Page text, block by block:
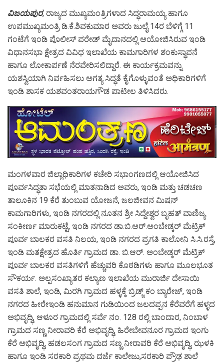
ವಿಜಯಪುರ, ರಾಜ್ಯದ ಮುಖ್ಯಮಂತ್ರಿಗಳಾದ ಸಿದ್ಧರಾಮಯ್ಯ ಹಾಗೂ
ಉಪಮುಖ್ಯಮಂತ್ರಿ ಡಿ.ಕೆ.ಶಿವಕುಮಾರ ಅವರು ಜುಲೈ 14ರ ಬೆಳಿಗ್ಗೆ 11
ಗಂಟೆಗೆ ಇಂಡಿ ಪೊಲೀಸ್ ಪರೇಡ್ ಮೈದಾನದಲ್ಲಿ ಆಯೋಜಿಸಿರುವ ಇಂಡಿ
ವಿಧಾನಸಭಾ ಕ್ಷೇತ್ರದ ವಿವಿಧ ಇಲಾಖೆಯ ಕಾಮಗಾರಿಗಳ ಶಂಕುಸ್ಥಾಪನೆ
ಹಾಗೂ ಲೋಕಾರ್ಪಣೆ ನೆರವೇರಿಸಲಿದ್ದಾರೆ. ಈ ಕಾರ್ಯಕ್ರಮವನ್ನು
ಯಶಸ್ವಿಯಾಗಿ ನಿರ್ವಹಿಸಲು ಅಗತ್ಯ ಸಿದ್ಧತೆ ಕೈಗೊಳ್ಳುವಂತೆ ಅಧಿಕಾರಿಗಳಿಗೆ
ಇಂಡಿ ಶಾಸಕ ಯಶವಂತರಾಯಗೌಡ ಪಾಟೀಲ ತಿಳಿಸಿದರು.
ಮಂಗಳವಾರ ಜಿಲ್ಲಾಧಿಕಾರಿಗಳ ಕಚೇರಿ ಸಭಾಂಗಣದಲ್ಲಿ ಆಯೋಜಿಸಿದ
ಪೂರ್ವಸಿದ್ಧತಾ ಸಭೆಯಲ್ಲಿ ಮಾತನಾಡಿದ ಅವರು, ಇಂಡಿ ಮತ್ತು ಚಡಚಣ
ತಾಲೂಕಿನ 19 ಕೆರೆ ತುಂಬುವ ಯೋಜನೆ, ಜಲಜೀವನ ಮಿಷನ್
ಕಾಮಗಾರಿಗಳು, ಇಂಡಿ ನಗರದಲ್ಲಿ ನೂತನ ಶ್ರೀ ಸಿದ್ದೇಶ್ವರ ಬೃಹತ್ ವಾಣಿಜ್ಯ
ಸಂಕೀರ್ಣ ಮಾರುಕಟ್ಟೆ, ಇಂಡಿ ನಗರದ ಡಾ.ಬಿ.ಆರ್.ಅಂಬೇಡ್ಕರ್ ಮೆಟ್ರಿಕ್
ಪೂರ್ವ ಬಾಲಕರ ವಸತಿ ನಿಲಯ, ಇಂಡಿ ನಗರದ ಪ್ರಗತಿ ಕಾಲೋನಿ ಸಿ.ಸಿ.ರಸ್ತೆ,
ಇಂಡಿ ಮತಕ್ಷೇತ್ರದ ಹೊರ್ತಿ ಗ್ರಾಮದ ಡಾ. ಬಿ.ಆರ್. ಅಂಬೇಡ್ಕರ್ ಮೆಟ್ರಿಕ್
ಪೂರ್ವ ಬಾಲಕರ ವಸತಿಗಳಿಗೆ ಹೆಚ್ಚುವರಿ ಕೊಠಡಿಗಳು ಹಾಗೂ ಮೂಲಭೂತ
ಸೌಕರ್ಯ. ಅಲ್ಪಸಂಖ್ಯಾತರ ಕಲ್ಯಾಣ ಇಲಾಖೆಯ ಮುರಾರ್ಜಿ ದೇಸಾಯಿ
ವಸತಿ ಶಾಲೆ, ಇಂಡಿ, ಮಿರಗಿ ಗ್ರಾಮದ ಹಳ್ಳಕ್ಕೆ ಬ್ರಿಡ್ಜ್ ಕಂ ಬ್ಯಾರೇಜ್, ಇಂಡಿ
ನಗರದ ಹೀರೇಇಂಡಿ ಹನುಮಾನ ಗುಡಿಯಿಂದ ಜಲದಪ್ಪನ ಕೆರೆವರೆಗೆ ಹಳ್ಳದ
ಅಭಿವೃದ್ಧಿ, ಆಳೂರ ಗ್ರಾಮದಲ್ಲಿ ಸರ್ವೆ ನಂ. 128 ರಲ್ಲಿ ಬಾಂದಾರ, ನಿಂಬಾಳ
ಗ್ರಾಮದ ಸಣ್ಣ ನೀರಾವರಿ ಕೆರೆ ಅಭಿವೃದ್ಧಿ, ಹಿರೇಬೇವನೂರ ಗ್ರಾಮದ ಇಂಗು
ಕೆರೆ ಅಭಿವೃದ್ಧಿ, ಹಡಲಸಂಗ ಗ್ರಾಮದ ಸಣ್ಣ ನೀರಾವರಿ ಕೆರೆ ಅಭಿವೃದ್ಧಿ, ಝಳಕಿ
ಹಾಗೂ ಇಂಡಿ ಸರಕಾರಿ ಪ್ರಥಮ ದರ್ಜೆ ಕಾಲೇಜು,ಸರಕಾರಿ ಪ್ರೌಢ ಶಾಲೆ